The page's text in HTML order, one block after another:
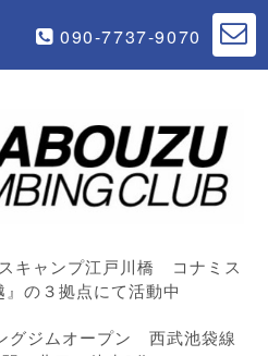
090-7737-9070
キャンプ江戸川橋 コナミス
の３拠点にて活動中
ジムオープン 西武池袋線